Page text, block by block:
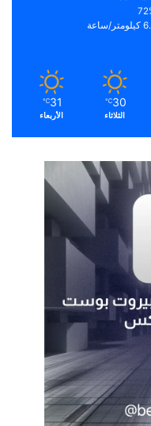
ساعة
30
℃
الثلاثاء
31
℃
الأربعاء